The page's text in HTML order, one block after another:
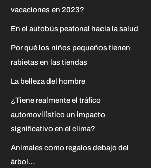
vacaciones en 2023?
En el autobús peatonal hacia la salud
Por qué los niños pequeños tienen
rabietas en las tiendas
La belleza del hombre
¿Tiene realmente el tráfico
automovilístico un impacto
significativo en el clima?
Animales como regalos debajo del
árbol…